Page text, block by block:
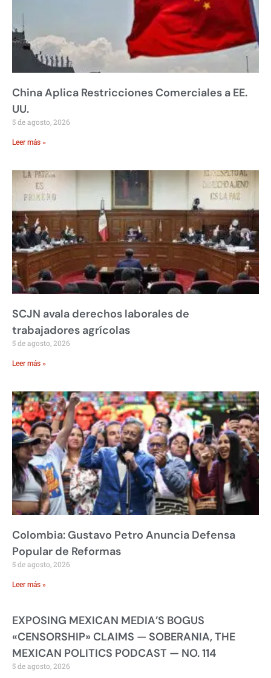
China Aplica Restricciones Comerciales a EE.
UU.
5 de agosto, 2026
Leer más »
SCJN avala derechos laborales de
trabajadores agrícolas
5 de agosto, 2026
Leer más »
Colombia: Gustavo Petro Anuncia Defensa
Popular de Reformas
5 de agosto, 2026
Leer más »
EXPOSING MEXICAN MEDIA’S BOGUS
«CENSORSHIP» CLAIMS — SOBERANIA, THE
MEXICAN POLITICS PODCAST — NO. 114
5 de agosto, 2026